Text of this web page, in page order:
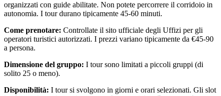
organizzati con guide abilitate. Non potete percorrere il corridoio in
autonomia. I tour durano tipicamente 45-60 minuti.
Come prenotare: Controllate il sito ufficiale degli Uffizi per gli
operatori turistici autorizzati. I prezzi variano tipicamente da €45-90
a persona.
Dimensione del gruppo: I tour sono limitati a piccoli gruppi (di
solito 25 o meno).
Disponibilità: I tour si svolgono in giorni e orari selezionati. Gli slot